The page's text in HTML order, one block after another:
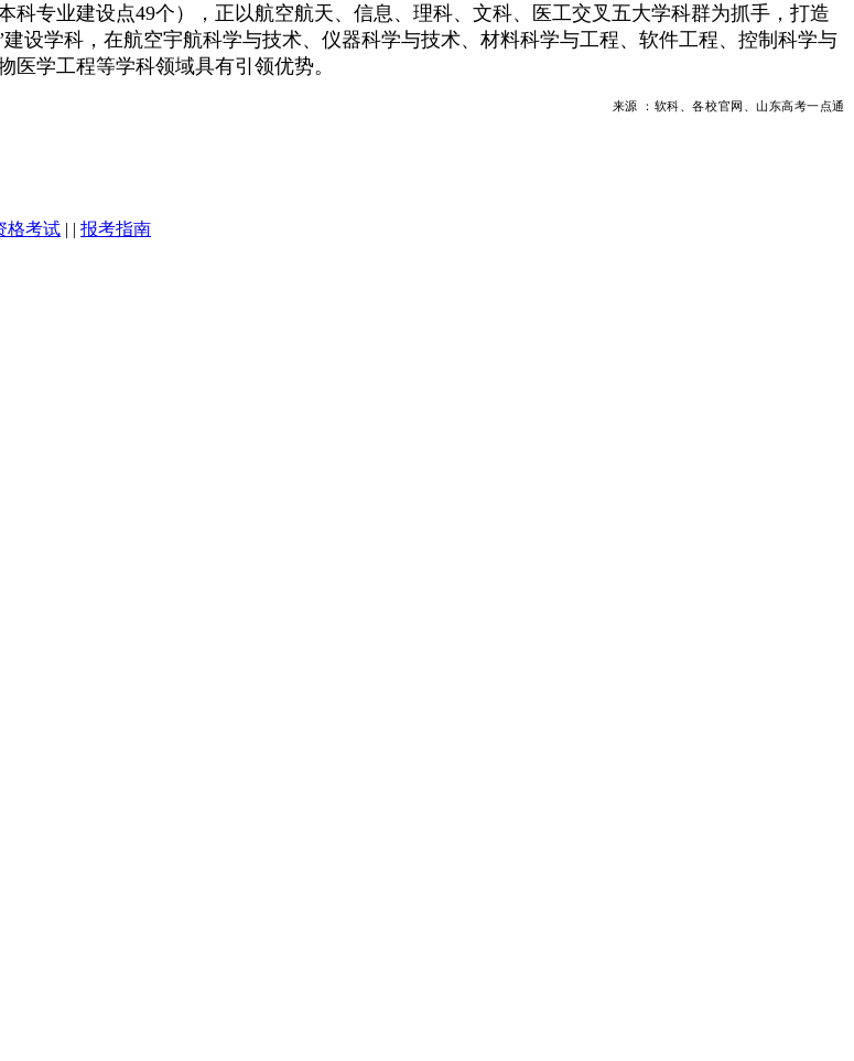
专业建设点49个），正以航空航天、信息、理科、文科、医工交叉五大学科群为抓手，打造
设学科，在航空宇航科学与技术、仪器科学与技术、材料科学与工程、软件工程、控制科学与
学工程等学科领域具有引领优势。
来源 ：软科、各校官网、山东高考一点通
格考试 | | 报考指南